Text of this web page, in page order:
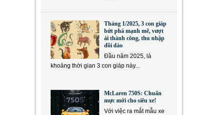
Tháng 1/2025, 3 con giáp
bứt phá mạnh mẽ, vượt
ải thành công, thu nhập
dồi dào
Đầu năm 2025, là
khoảng thời gian 3 con giáp này...
McLaren 750S: Chuẩn
mực mới cho siêu xe!
Với việc ra mắt mẫu xe